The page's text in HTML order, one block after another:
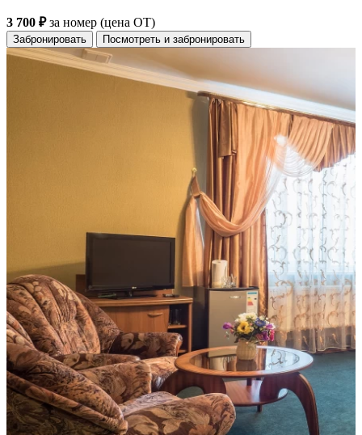
3 700 ₽за номер (цена ОТ)
Забронировать Посмотреть и забронировать